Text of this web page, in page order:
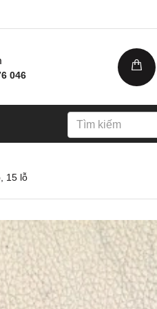
046
15 lỗ
Nhám xốp hạ cam, kích